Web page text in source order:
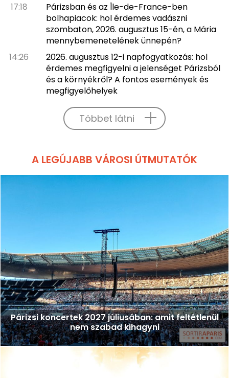
17:18
Párizsban és az Île-de-France-ben
bolhapiacok: hol érdemes vadászni
szombaton, 2026. augusztus 15-én, a Mária
mennybemenetelének ünnepén?
14:26
2026. augusztus 12-i napfogyatkozás: hol
érdemes megfigyelni a jelenséget Párizsból
és a környékről? A fontos események és
megfigyelőhelyek
Többet látni
A LEGÚJABB VÁROSI ÚTMUTATÓK
Párizsi koncertek 2027 júliusában: amit feltétlenül
nem szabad kihagyni